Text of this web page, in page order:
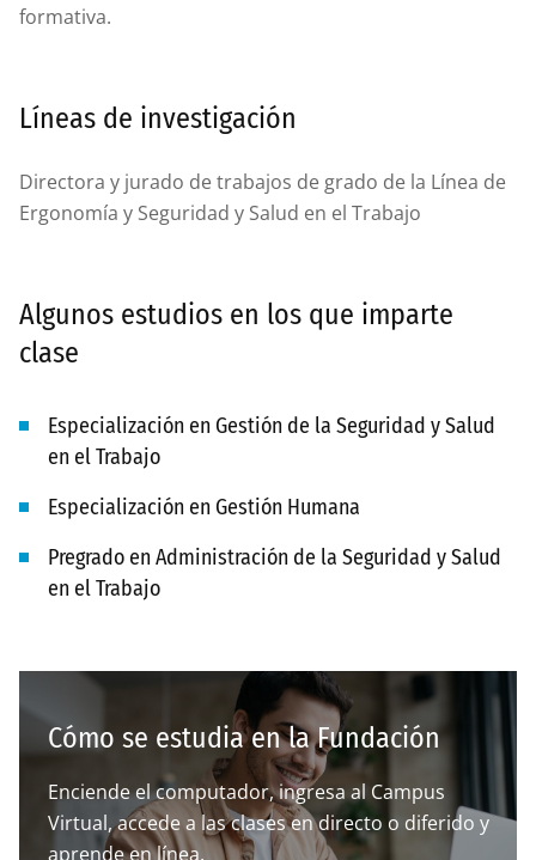
formativa.
Líneas de investigación
Directora y jurado de trabajos de grado de la Línea de
Ergonomía y Seguridad y Salud en el Trabajo
Algunos estudios en los que imparte
clase
Especialización en Gestión de la Seguridad y Salud
en el Trabajo
Especialización en Gestión Humana
Pregrado en Administración de la Seguridad y Salud
en el Trabajo
Cómo se estudia en la Fundación
Enciende el computador, ingresa al Campus
Virtual, accede a las clases en directo o diferido y
aprende en línea.